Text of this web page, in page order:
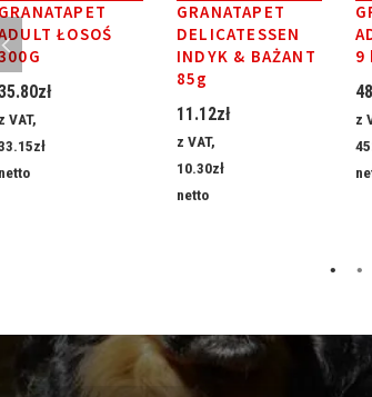
ŁOSOŚ
zł
z VAT,
zł
netto
GRANATAPET
DELICATESSEN
INDYK & BAŻANT
85g
11.12zł
z VAT,
10.30zł
netto
9
z